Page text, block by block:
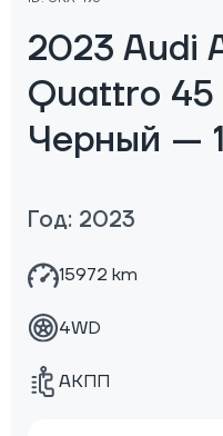
2023 Audi
Quattro 45
Черный —
Год: 2023
15972 km
4WD
АКПП